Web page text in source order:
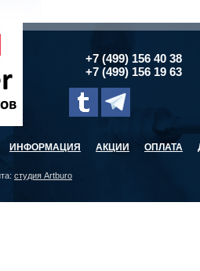
+7 (499) 156 40 38
+7 (499) 156 19 63
ИНФОРМАЦИЯ АКЦИИ ОПЛАТА
студия Artburo